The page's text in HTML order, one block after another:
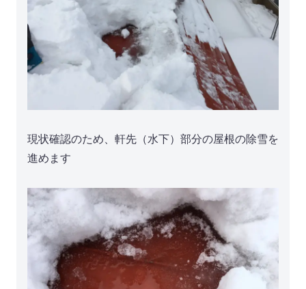
現状確認のため、軒先（水下）部分の屋根の除雪を
進めます